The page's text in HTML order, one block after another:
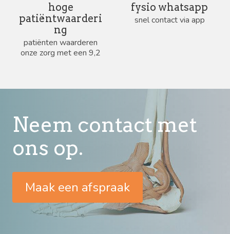
hoge
patiëntwaarderi
ng
patiënten waarderen
onze zorg met een 9,2
fysio whatsapp
snel contact via app
Neem contact met
ons op.
Maak een afspraak